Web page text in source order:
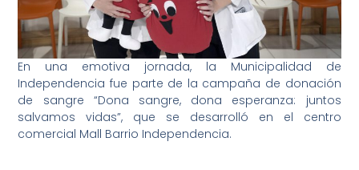
En una emotiva jornada, la Municipalidad de
Independencia fue parte de la campaña de donación
de sangre “Dona sangre, dona esperanza: juntos
salvamos vidas”, que se desarrolló en el centro
comercial Mall Barrio Independencia.